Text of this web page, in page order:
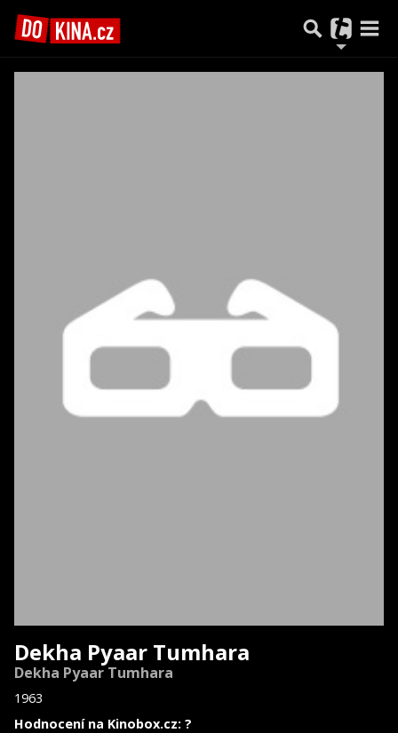
Dekha Pyaar Tumhara
Dekha Pyaar Tumhara
1963
Hodnocení na Kinobox.cz: ?